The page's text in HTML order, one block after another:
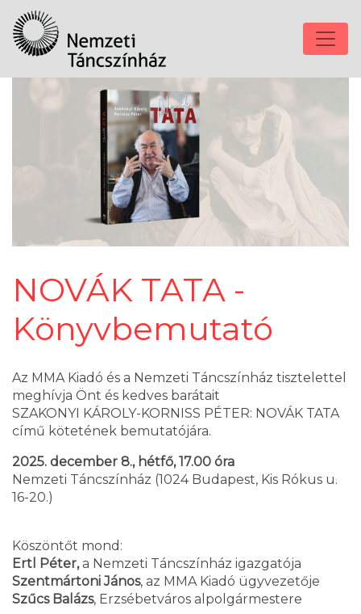
NOVÁK TATA -
Könyvbemutató
Az MMA Kiadó és a Nemzeti Táncszínház tisztelettel
meghívja Önt és kedves barátait
SZAKONYI KÁROLY-KORNISS PÉTER: NOVÁK TATA
című kötetének bemutatójára.
2025. december 8., hétfő, 17.00 óra
Nemzeti Táncszínház (1024 Budapest, Kis Rókus u.
16-20.)
Köszöntőt mond:
Ertl Péter,a Nemzeti Táncszínház igazgatója
Szentmártoni János, az MMA Kiadó ügyvezetője
Szűcs Balázs, Erzsébetváros alpolgármestere